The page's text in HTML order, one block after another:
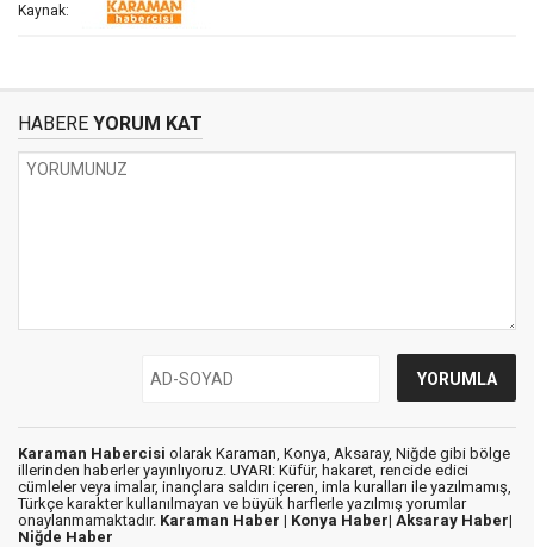
Kaynak:
HABERE YORUM KAT
Karaman Habercisi olarak Karaman, Konya, Aksaray, Niğde gibi bölge
illerinden haberler yayınlıyoruz. UYARI: Küfür, hakaret, rencide edici
cümleler veya imalar, inançlara saldırı içeren, imla kuralları ile yazılmamış,
Türkçe karakter kullanılmayan ve büyük harflerle yazılmış yorumlar
onaylanmamaktadır. Karaman Haber | Konya Haber| Aksaray Haber|
Niğde Haber